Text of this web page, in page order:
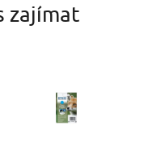
zajímat